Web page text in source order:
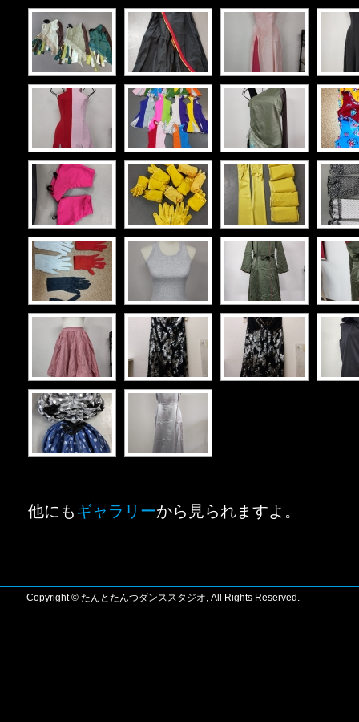
他にも ギャラリーから見られますよ。
Copyright © たんとたんつダンススタジオ, All Rights Reserved.